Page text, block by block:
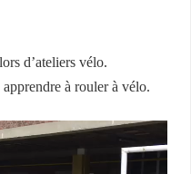
d’ateliers vélo.
à rouler à vélo.